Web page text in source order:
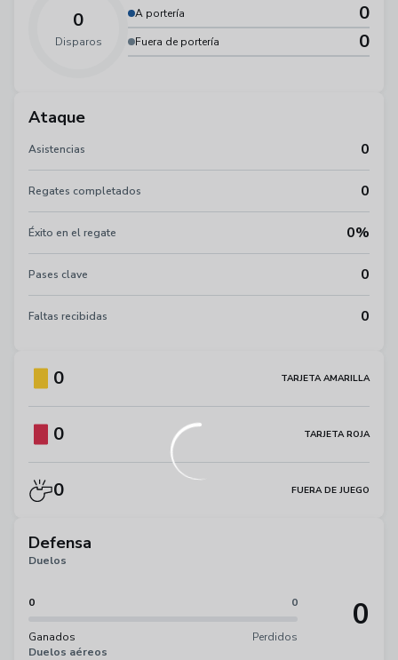
0
Disparos
A portería 0
Fuera de portería 0
Ataque
Asistencias 0
Regates completados 0
Éxito en el regate 0%
Pases clave 0
Faltas recibidas 0
0 TARJETA AMARILLA
0 TARJETA ROJA
0 FUERA DE JUEGO
Defensa
Duelos
0 0
Ganados Perdidos
0
Duelos aéreos